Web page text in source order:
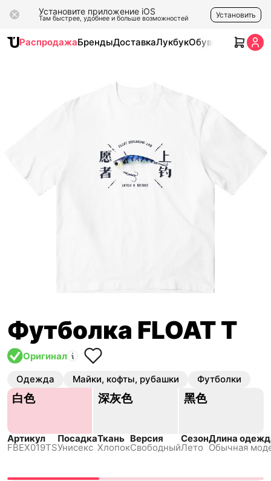
Установите приложение iOS
Там быстрее, удобнее и больше возможностей Установить
РаспродажаБрендыДоставкаЛукбукОбувь Одежда
Футболка FLOAT T
Оригинал
Одежда Майки, кофты, рубашки Футболки
白色 深灰色 黑色
Артикул
FBEX019TS
Посадка
Унисекс
Ткань
Хлопок
Версия
Свободный
Сезон
Лето
Длина
Обычная